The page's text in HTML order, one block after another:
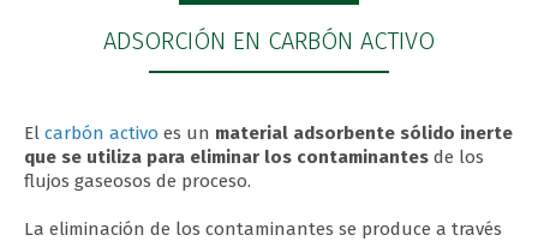
ADSORCIÓN EN CARBÓN ACTIVO
El carbón activo es un material adsorbente sólido inerte
que se utiliza para eliminar los contaminantes de los
flujos gaseosos de proceso.
La eliminación de los contaminantes se produce a través